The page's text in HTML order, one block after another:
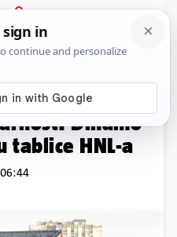
PRIJAVA
Komentari
Dinamo
tablice HNL-a
06:44